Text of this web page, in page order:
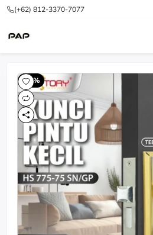
(+62) 812-3370-7077
-60%